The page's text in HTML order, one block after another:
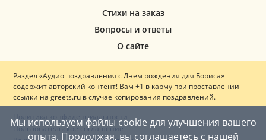
Мы используем файлы cookie для улучшения вашего
опыта. Продолжая, вы соглашаетесь с нашей
Стихи на заказ
Вопросы и ответы
О сайте
Раздел «Аудио поздравления с Днём рождения для Бориса»
содержит авторский контент! Вам +1 в карму при проставлении
ссылки на greets.ru в случае копирования поздравлений.
Политика конфиденциальности
Пользовательское соглашение